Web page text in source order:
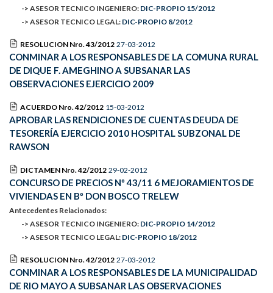
-> ASESOR TECNICO INGENIERO: DIC-PROPIO 15/2012
-> ASESOR TECNICO LEGAL: DIC-PROPIO 8/2012
RESOLUCION Nro. 43/2012 27-03-2012
CONMINAR A LOS RESPONSABLES DE LA COMUNA RURAL
DE DIQUE F. AMEGHINO A SUBSANAR LAS
OBSERVACIONES EJERCICIO 2009
ACUERDO Nro. 42/2012 15-03-2012
APROBAR LAS RENDICIONES DE CUENTAS DEUDA DE
TESORERÍA EJERCICIO 2010 HOSPITAL SUBZONAL DE
RAWSON
DICTAMEN Nro. 42/2012 29-02-2012
CONCURSO DE PRECIOS Nº 43/11 6 MEJORAMIENTOS DE
VIVIENDAS EN Bº DON BOSCO TRELEW
Antecedentes Relacionados:
-> ASESOR TECNICO INGENIERO: DIC-PROPIO 14/2012
-> ASESOR TECNICO LEGAL: DIC-PROPIO 18/2012
RESOLUCION Nro. 42/2012 27-03-2012
CONMINAR A LOS RESPONSABLES DE LA MUNICIPALIDAD
DE RIO MAYO A SUBSANAR LAS OBSERVACIONES